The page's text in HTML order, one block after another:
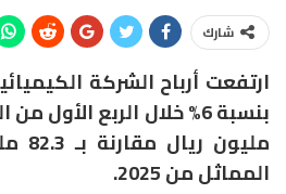
شارك
ارتفعت أرباح الشركة
المماثل من 2025.